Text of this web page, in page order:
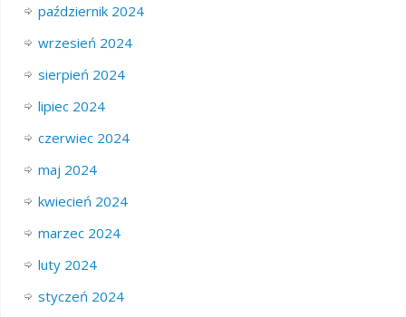
październik 2024
wrzesień 2024
sierpień 2024
lipiec 2024
czerwiec 2024
maj 2024
kwiecień 2024
marzec 2024
luty 2024
styczeń 2024